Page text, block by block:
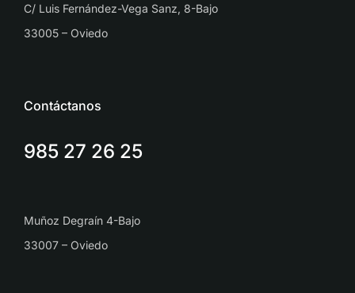
C/ Luis Fernández-Vega Sanz, 8-Bajo
33005 – Oviedo
Contáctanos
985 27 26 25
Muñoz Degraín 4-Bajo
33007 – Oviedo